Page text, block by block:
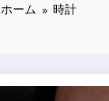
ホーム 時計